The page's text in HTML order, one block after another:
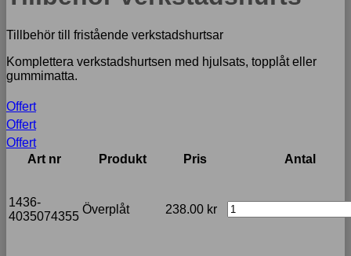
Tillbehör till fristående verkstadshurtsar
Komplettera verkstadshurtsen med hjulsats, topplåt eller
gummimatta.
Offert
Offert
Offert
Art nr
Produkt Pris Antal
1436-
4035074355
Överplåt 238.00 kr